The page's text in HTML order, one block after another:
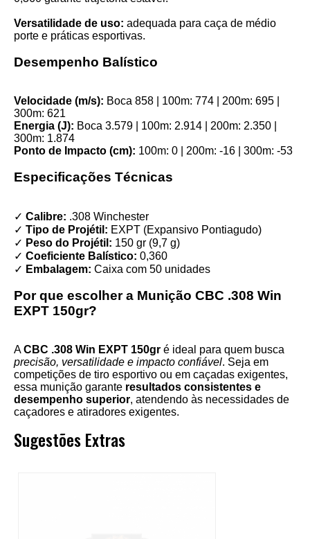
Versatilidade de uso: adequada para caça de médio
porte e práticas esportivas.
Desempenho Balístico
Velocidade (m/s): Boca 858 | 100m: 774 | 200m: 695 |
300m: 621
Energia (J): Boca 3.579 | 100m: 2.914 | 200m: 2.350 |
300m: 1.874
Ponto de Impacto (cm): 100m: 0 | 200m: -16 | 300m: -53
Especificações Técnicas
✓ Calibre: .308 Winchester
✓ Tipo de Projétil: EXPT (Expansivo Pontiagudo)
✓ Peso do Projétil: 150 gr (9,7 g)
✓ Coeficiente Balístico: 0,360
✓ Embalagem: Caixa com 50 unidades
Por que escolher a Munição CBC .308 Win
EXPT 150gr?
ACBC .308 Win EXPT 150gr é ideal para quem busca
precisão, versatilidade e impacto confiável. Seja em
competições de tiro esportivo ou em caçadas exigentes,
essa munição garante resultados consistentes e
desempenho superior, atendendo às necessidades de
caçadores e atiradores exigentes.
Sugestões Extras